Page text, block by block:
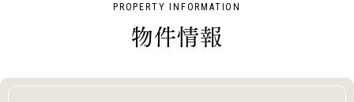
PROPERTY INFORMATION
物件情報